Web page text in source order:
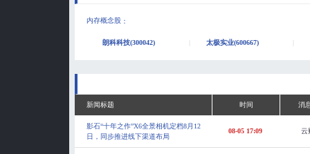
内存概念股：
朗科科技(300042) 太极实业(600667)
新闻标题 时间 消
影石“十年之作”X6全景相机定档8月12
日，同步推进线下渠道布局
08-05 17:09 云